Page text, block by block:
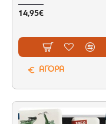
14,95€
ΑΓΟΡΑ